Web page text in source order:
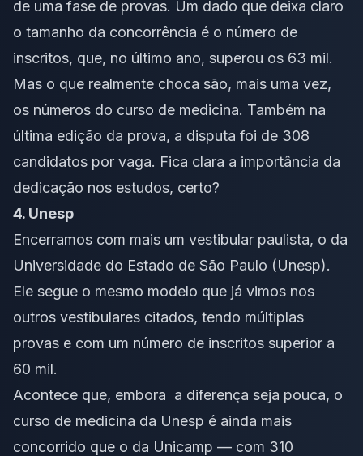
de uma fase de provas. Um dado que deixa claro
o tamanho da concorrência é o número de
inscritos, que, no último ano, superou os 63 mil.
Mas o que realmente choca são, mais uma vez,
os números do curso de medicina. Também na
última edição da prova, a disputa foi de 308
candidatos por vaga. Fica clara a importância da
dedicação nos estudos, certo?
4. Unesp
Encerramos com mais um vestibular paulista, o da
Universidade do Estado de São Paulo (Unesp).
Ele segue o mesmo modelo que já vimos nos
outros vestibulares citados, tendo múltiplas
provas e com um número de inscritos superior a
60 mil.
Acontece que, embora a diferença seja pouca, o
curso de medicina da Unesp é ainda mais
concorrido que o da Unicamp — com 310